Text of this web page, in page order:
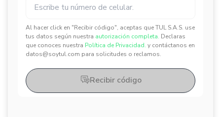
Al hacer click en "Recibir código", aceptas que TUL S.A.S. use
tus datos según nuestra autorización completa. Declaras
que conoces nuestra Política de Privacidad. y contáctanos en
datos@soytul.com para solicitudes o reclamos.
✕
✕
Recibir código